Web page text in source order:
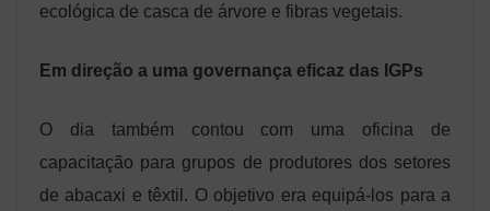
ecológica de casca de árvore e fibras vegetais.
Em direção a uma governança eficaz das IGPs
O dia também contou com uma oficina de
capacitação para grupos de produtores dos setores
de abacaxi e têxtil. O objetivo era equipá-los para a